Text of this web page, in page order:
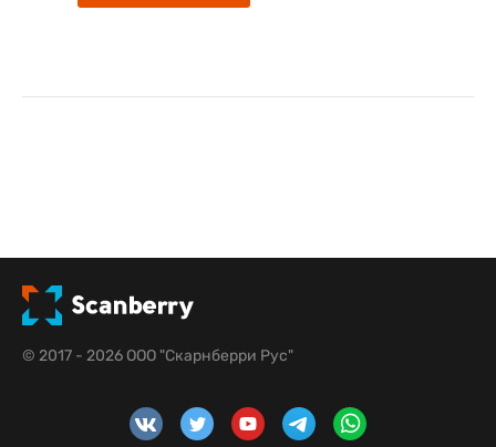
© 2017 - 2026 ООО "Скарнберри Рус"